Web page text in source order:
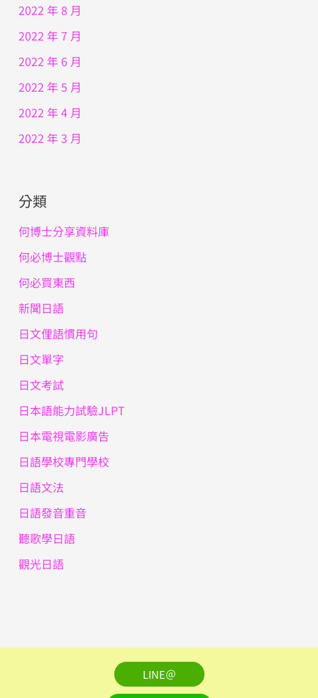
2022 年 8 月
2022 年 7 月
2022 年 6 月
2022 年 5 月
2022 年 4 月
2022 年 3 月
分類
何博士分享資料庫
何必博士觀點
何必買東西
新聞日語
日文俚語慣用句
日文單字
日文考試
日本語能力試驗JLPT
日本電視電影廣告
日語學校專門學校
日語文法
日語發音重音
聽歌學日語
觀光日語
LINE＠